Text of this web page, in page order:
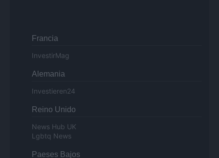
Francia
InvestirMag
Alemania
Investieren24
Reino Unido
News Hub UK
Lgbtq News
Paeses Bajos